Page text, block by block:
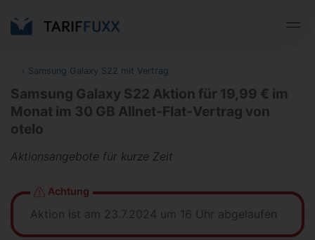
‹ Samsung Galaxy S22 mit Vertrag
Samsung Galaxy S22 Aktion für 19,99 € im
Monat im 30 GB Allnet-Flat-Vertrag von
otelo
Aktionsangebote für kurze Zeit
Achtung
Aktion ist am 23.7.2024 um 16 Uhr abgelaufen